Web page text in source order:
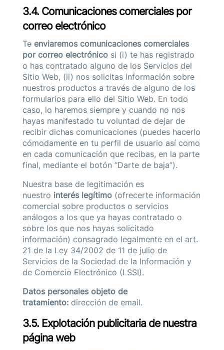
3.4. Comunicaciones comerciales por
correo electrónico
Te enviaremos comunicaciones comerciales
por correo electrónico si (i) te has registrado
o has contratado alguno de los Servicios del
Sitio Web, (ii) nos solicitas información sobre
nuestros productos a través de alguno de los
formularios para ello del Sitio Web. En todo
caso, lo haremos siempre y cuando no nos
hayas manifestado tu voluntad de dejar de
recibir dichas comunicaciones (puedes hacerlo
cómodamente en tu perfil de usuario así como
en cada comunicación que recibas, en la parte
final, mediante el botón “Darte de baja”).
Nuestra base de legitimación es
nuestro interés legítimo (ofrecerte información
comercial sobre productos o servicios
análogos a los que ya hayas contratado o
sobre los que nos hayas solicitado
información) consagrado legalmente en el art.
21 de la Ley 34/2002 de 11 de julio de
Servicios de la Sociedad de la Información y
de Comercio Electrónico (LSSI).
Datos personales objeto de
tratamiento: dirección de email.
3.5. Explotación publicitaria de nuestra
página web